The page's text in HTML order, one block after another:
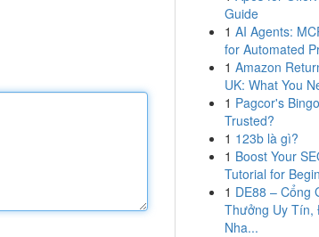
Guide
1 AI Agents:
for Automated
1 Amazon
UK: What You
1 Pagcor's
Trusted?
1 123b là gì?
1 Boost Your
Tutorial for
1 DE88 – Cổng
Thưởng Uy Tín,
Nha...